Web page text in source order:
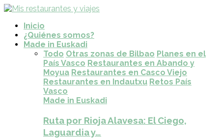
Inicio
¿Quiénes somos?
Made in Euskadi
Todo Otras zonas de Bilbao Planes en el
País Vasco Restaurantes en Abando y
Moyua Restaurantes en Casco Viejo
Restaurantes en Indautxu Retos País
Vasco
Made in Euskadi
Ruta por Rioja Alavesa: El Ciego,
Laguardia y…